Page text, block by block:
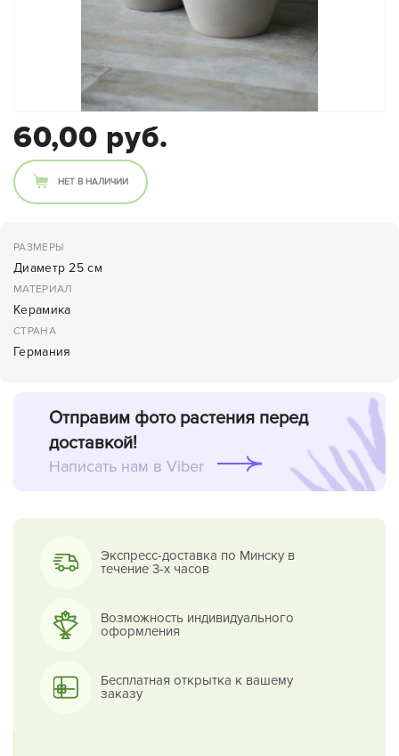
60,00 руб.
НЕТ В НАЛИЧИИ
РАЗМЕРЫ
Диаметр 25 см
МАТЕРИАЛ
Керамика
СТРАНА
Германия
Отправим фото растения перед
доставкой!
Написать нам в Viber
Экспресс-доставка по Минску в
течение 3-х часов
Возможность индивидуального
оформления
Бесплатная открытка к вашему
заказу